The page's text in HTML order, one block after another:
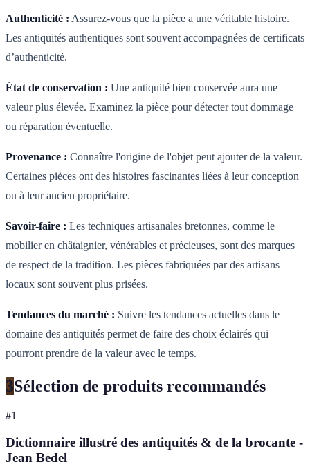
Authenticité : Assurez-vous que la pièce a une véritable histoire.
Les antiquités authentiques sont souvent accompagnées de certificats
d’authenticité.
État de conservation : Une antiquité bien conservée aura une
valeur plus élevée. Examinez la pièce pour détecter tout dommage
ou réparation éventuelle.
Provenance : Connaître l'origine de l'objet peut ajouter de la valeur.
Certaines pièces ont des histoires fascinantes liées à leur conception
ou à leur ancien propriétaire.
Savoir-faire : Les techniques artisanales bretonnes, comme le
mobilier en châtaignier, vénérables et précieuses, sont des marques
de respect de la tradition. Les pièces fabriquées par des artisans
locaux sont souvent plus prisées.
Tendances du marché : Suivre les tendances actuelles dans le
domaine des antiquités permet de faire des choix éclairés qui
pourront prendre de la valeur avec le temps.
3Sélection de produits recommandés
#1
Dictionnaire illustré des antiquités & de la brocante -
Jean Bedel